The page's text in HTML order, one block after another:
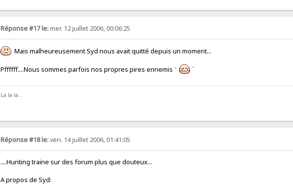
Réponse #17 le:mer. 12 juillet 2006, 00:06:25
Mais malheureusement Syd nous avait quitté depuis un moment...
Pffffff....Nous sommes parfois nos propres pires ennemis
La la la...
Réponse #18 le:ven. 14 juillet 2006, 01:41:05
....Hunting traine sur des forum plus que douteux...
A propos de Syd: